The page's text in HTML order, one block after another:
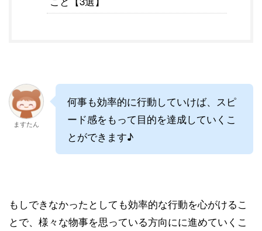
ますたん
何事も効率的に行動していけば、スピ
ード感をもって目的を達成していくこ
とができます♪
もしできなかったとしても効率的な行動を心がけるこ
とで、様々な物事を思っている方向にに進めていくこ